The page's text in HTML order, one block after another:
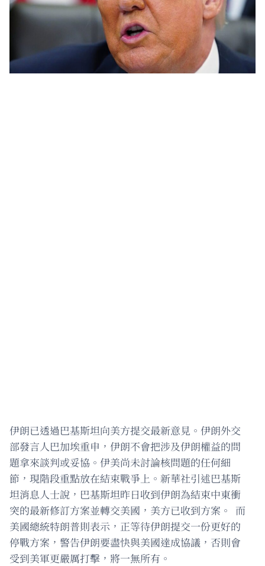
伊朗已透過巴基斯坦向美方提交最新意見。伊朗外交
部發言人巴加埃重申，伊朗不會把涉及伊朗權益的問
題拿來談判或妥協。伊美尚未討論核問題的任何細
節，現階段重點放在結束戰爭上。新華社引述巴基斯
坦消息人士說，巴基斯坦昨日收到伊朗為結束中東衝
突的最新修訂方案並轉交美國，美方已收到方案。 而
美國總統特朗普則表示，正等待伊朗提交一份更好的
停戰方案，警告伊朗要盡快與美國達成協議，否則會
受到美軍更嚴厲打擊，將一無所有。